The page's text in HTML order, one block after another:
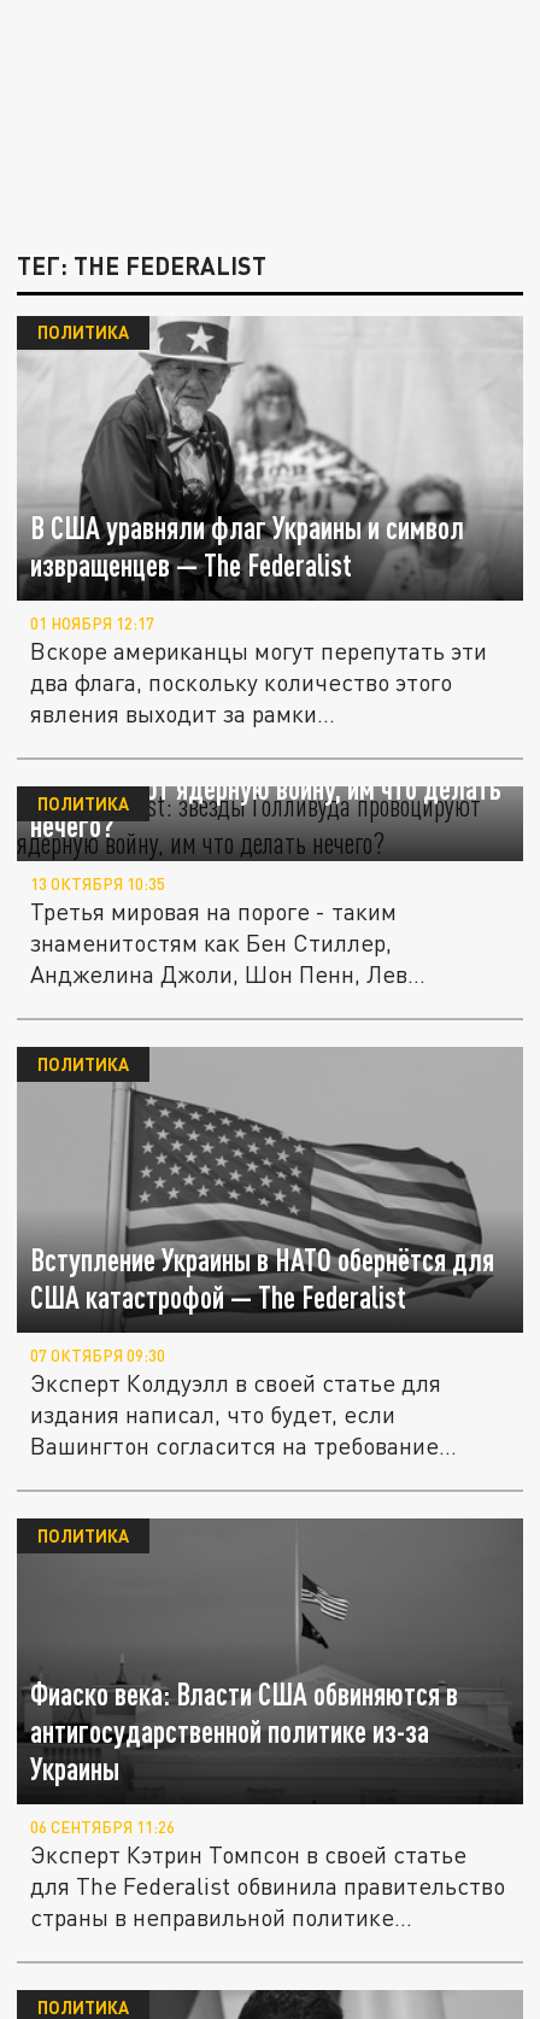
ТЕГ: THE FEDERALIST
В США уравняли флаг Украины и символ
извращенцев — The Federalist
ПОЛИТИКА
01 НОЯБРЯ 12:17
Вскоре американцы могут перепутать эти
два флага, поскольку количество этого
явления выходит за рамки...
The Federalist: звезды Голливуда
провоцируют ядерную войну, им что делать
нечего?
ПОЛИТИКА
13 ОКТЯБРЯ 10:35
Третья мировая на пороге - таким
знаменитостям как Бен Стиллер,
Анджелина Джоли, Шон Пенн, Лев
Вступление Украины в НАТО обернётся для
США катастрофой — The Federalist
ПОЛИТИКА
07 ОКТЯБРЯ 09:30
Эксперт Колдуэлл в своей статье для
издания написал, что будет, если
Вашингтон согласится на требование
Фиаско века: Власти США обвиняются в
антигосударственной политике из-за
Украины
ПОЛИТИКА
06 СЕНТЯБРЯ 11:26
Эксперт Кэтрин Томпсон в своей статье
для The Federalist обвинила правительство
страны в неправильной политике...
ПОЛИТИКА